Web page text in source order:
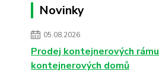
Novinky
05.08.2026
Prodej kontejnerových
kontejnerových domů